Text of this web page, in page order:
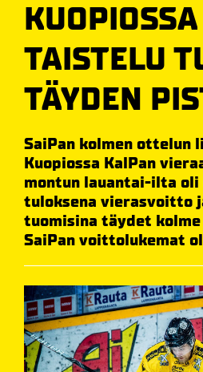
TAISTELU
TÄYDEN
SaiPan kolmen ottelun
Kuopiossa KalPan
montun lauantai-ilta oli
tuloksena vierasvoitto
tuomisina täydet
SaiPan voittolukemat